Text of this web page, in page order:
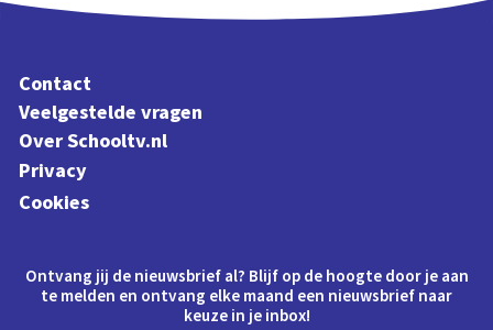
Contact
Veelgestelde vragen
Over Schooltv.nl
Privacy
Cookies
Ontvang jij de nieuwsbrief al? Blijf op de hoogte door je aan
te melden en ontvang elke maand een nieuwsbrief naar
keuze in je inbox!